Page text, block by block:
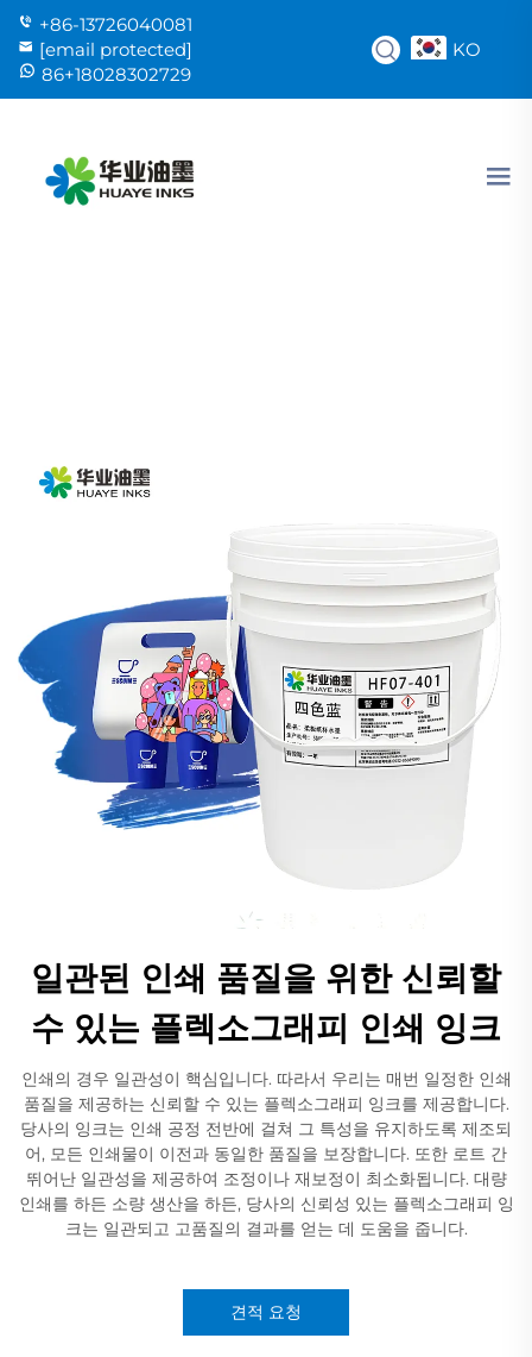
+86-13726040081
[email protected]
86+18028302729
KO
일관된 인쇄 품질을 위한 신뢰할
수 있는 플렉소그래피 인쇄 잉크
인쇄의 경우 일관성이 핵심입니다. 따라서 우리는 매번 일정한 인쇄
품질을 제공하는 신뢰할 수 있는 플렉소그래피 잉크를 제공합니다.
당사의 잉크는 인쇄 공정 전반에 걸쳐 그 특성을 유지하도록 제조되
어, 모든 인쇄물이 이전과 동일한 품질을 보장합니다. 또한 로트 간
뛰어난 일관성을 제공하여 조정이나 재보정이 최소화됩니다. 대량
인쇄를 하든 소량 생산을 하든, 당사의 신뢰성 있는 플렉소그래피 잉
크는 일관되고 고품질의 결과를 얻는 데 도움을 줍니다.
견적 요청